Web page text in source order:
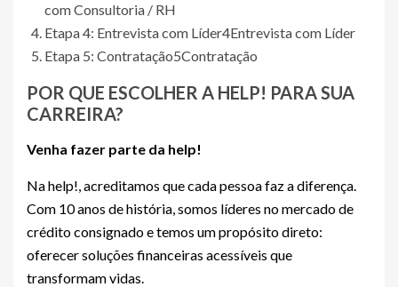
com Consultoria / RH
Etapa 4: Entrevista com Líder4Entrevista com Líder
Etapa 5: Contratação5Contratação
POR QUE ESCOLHER A HELP! PARA SUA
CARREIRA?
Venha fazer parte da help!
Na help!, acreditamos que cada pessoa faz a diferença.
Com 10 anos de história, somos líderes no mercado de
crédito consignado e temos um propósito direto:
oferecer soluções financeiras acessíveis que
transformam vidas.